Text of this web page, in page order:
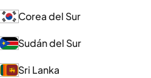
Corea del Sur
Sudán del Sur
Sri Lanka